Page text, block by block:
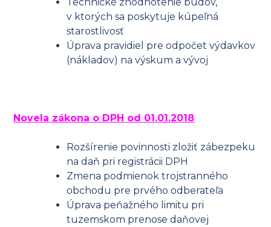
v ktorých sa poskytuje kúpeľná
starostlivosť
Úprava pravidiel pre odpočet výdavkov
(nákladov) na výskum a vývoj
Novela zákona o DPH od 01.01.2018
Rozšírenie povinnosti zložiť zábezpeku
na daň pri registrácii DPH
Zmena podmienok trojstranného
obchodu pre prvého odberateľa
Úprava peňažného limitu pri
tuzemskom prenose daňovej